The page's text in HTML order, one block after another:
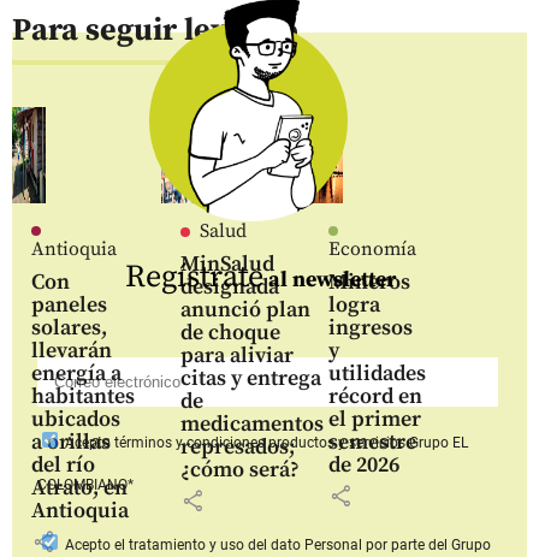
Para seguir leyendo
Antioquia
Con
paneles
solares,
llevarán
energía a
habitantes
ubicados
a orillas
del río
Atrato, en
Antioquia
share
Salud
MinSalud
designada
anunció plan
de choque
para aliviar
citas y entrega
de
medicamentos
represados;
¿cómo será?
share
Economía
Mineros
logra
ingresos
y
utilidades
récord en
el primer
semestre
de 2026
share
Regístrateal newsletter
Aceptotérminos y condiciones productos y serviciosGrupo EL
COLOMBIANO*
Acepto el tratamiento y uso del dato Personal por parte del Grupo